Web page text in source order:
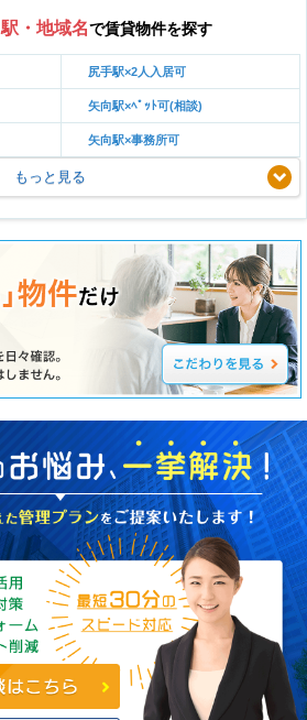
駅・地域名で賃貸物件を探す
尻手駅×2人入居可
矢向駅×ﾍﾟｯﾄ可(相談)
矢向駅×事務所可
もっと見る